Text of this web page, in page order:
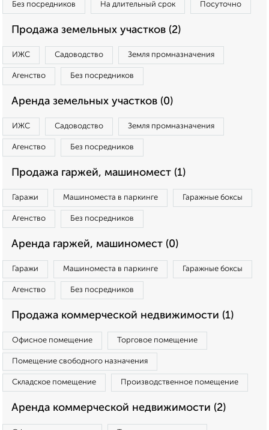
Без посредников На длительный срок Посуточно
Продажа земельных участков (2)
ИЖС Садоводство Земля промназначения
Агенство Без посредников
Аренда земельных участков (0)
ИЖС Садоводство Земля промназначения
Агенство Без посредников
Продажа гаржей, машиномест (1)
Гаражи Машиноместа в паркинге Гаражные боксы
Агенство Без посредников
Аренда гаржей, машиномест (0)
Гаражи Машиноместа в паркинге Гаражные боксы
Агенство Без посредников
Продажа коммерческой недвижимости (1)
Офисное помещение Торговое помещение
Помещение свободного назначения
Складское помещение Производственное помещение
Аренда коммерческой недвижимости (2)